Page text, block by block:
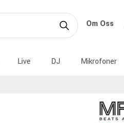
Om Oss
Live DJ Mikrofoner